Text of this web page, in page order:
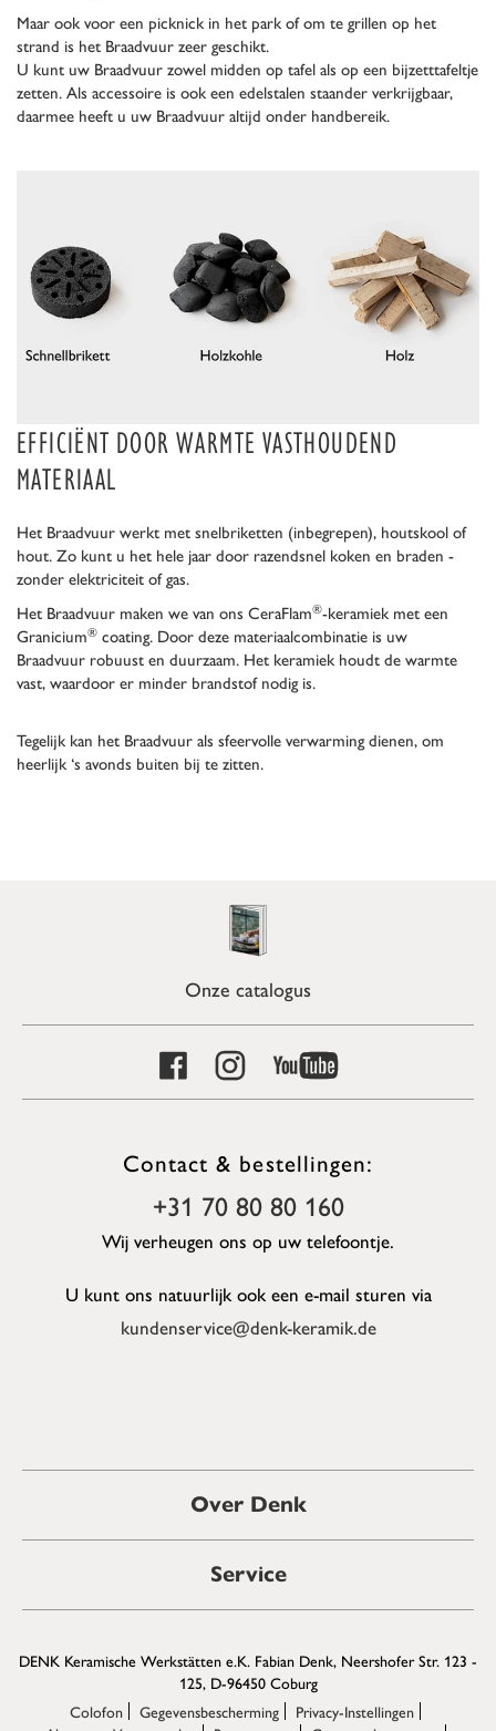
Maar ook voor een picknick in het park of om te grillen op het
strand is het Braadvuur zeer geschikt.
U kunt uw Braadvuur zowel midden op tafel als op een bijzetttafeltje
zetten. Als accessoire is ook een edelstalen staander verkrijgbaar,
daarmee heeft u uw Braadvuur altijd onder handbereik.
EFFICIËNT DOOR WARMTE VASTHOUDEND
MATERIAAL
Het Braadvuur werkt met snelbriketten (inbegrepen), houtskool of
hout. Zo kunt u het hele jaar door razendsnel koken en braden -
zonder elektriciteit of gas.
Het Braadvuur maken we van ons CeraFlam®-keramiek met een
Granicium® coating. Door deze materiaalcombinatie is uw
Braadvuur robuust en duurzaam. Het keramiek houdt de warmte
vast, waardoor er minder brandstof nodig is.
Tegelijk kan het Braadvuur als sfeervolle verwarming dienen, om
heerlijk ‘s avonds buiten bij te zitten.
Onze catalogus
Contact & bestellingen:
+31 70 80 80 160
Wij verheugen ons op uw telefoontje.
U kunt ons natuurlijk ook een e-mail sturen via
kundenservice@denk-keramik.de
Over Denk
Service
DENK Keramische Werkstätten e.K. Fabian Denk, Neershofer Str. 123 -
125, D-96450 Coburg
Colofon
Gegevensbescherming
Privacy-Instellingen